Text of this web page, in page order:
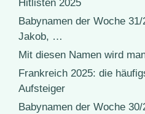
Hitlisten 2025
Babynamen der Woche
Jakob, …
Mit diesen Namen wird
Frankreich 2025: die
Aufsteiger
Babynamen der Woche